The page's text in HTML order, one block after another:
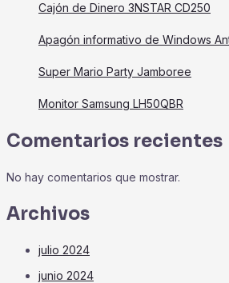
Cajón de Dinero 3NSTAR CD250
Apagón informativo de Windows
Super Mario Party Jamboree
Monitor Samsung LH50QBR
Comentarios recientes
No hay comentarios que mostrar.
Archivos
julio 2024
junio 2024